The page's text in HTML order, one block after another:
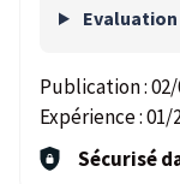
Publication :
Expérience :01/
Sécurisé